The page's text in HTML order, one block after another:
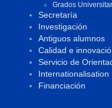
Grados
Secretaría
Investigación
Antiguos alumnos
Calidad e
Servicio de
Internationalisation
Financiación